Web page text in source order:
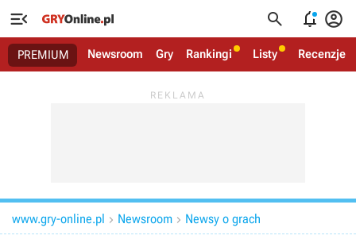
   
PREMIUM Newsroom Gry Rankingi Listy Recenzje
www.gry-online.pl  Newsroom  Newsy o grach